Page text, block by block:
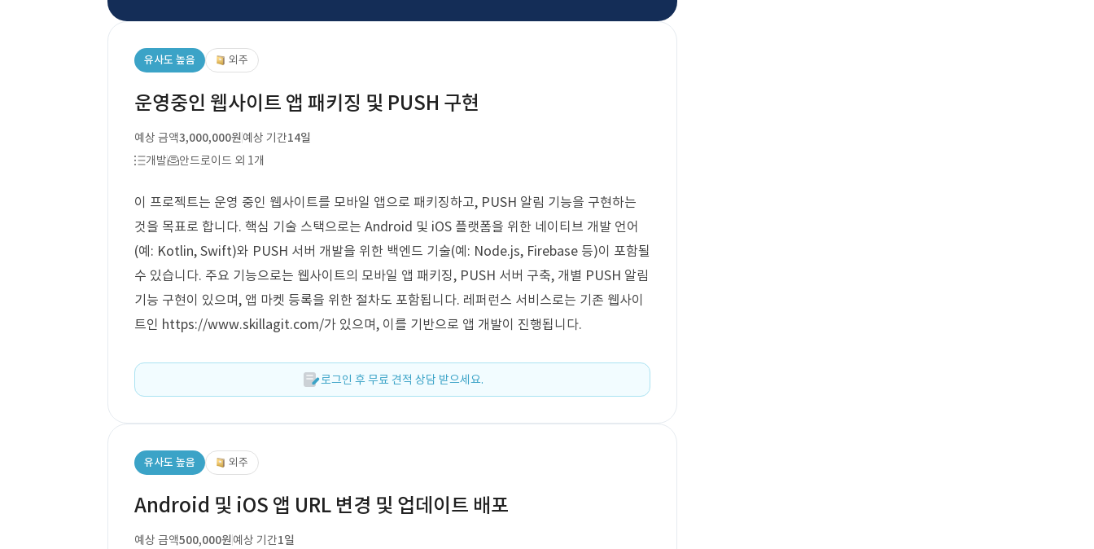
유사도 높음 외주
운영중인 웹사이트 앱 패키징 및 PUSH 구현
예상 금액3,000,000원예상 기간14일
개발
안드로이드 외 1개
이 프로젝트는 운영 중인 웹사이트를 모바일 앱으로 패키징하고, PUSH 알림 기능을 구현하는
것을 목표로 합니다. 핵심 기술 스택으로는 Android 및 iOS 플랫폼을 위한 네이티브 개발 언어
(예: Kotlin, Swift)와 PUSH 서버 개발을 위한 백엔드 기술(예: Node.js, Firebase 등)이 포함될
수 있습니다. 주요 기능으로는 웹사이트의 모바일 앱 패키징, PUSH 서버 구축, 개별 PUSH 알림
기능 구현이 있으며, 앱 마켓 등록을 위한 절차도 포함됩니다. 레퍼런스 서비스로는 기존 웹사이
트인 https://www.skillagit.com/가 있으며, 이를 기반으로 앱 개발이 진행됩니다.
로그인 후 무료 견적 상담 받으세요.
유사도 높음 외주
Android 및 iOS 앱 URL 변경 및 업데이트 배포
예상 금액500,000원예상 기간1일